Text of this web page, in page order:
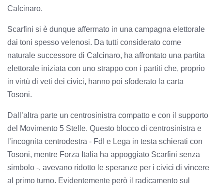
Calcinaro.
Scarfini si è dunque affermato in una campagna elettorale
dai toni spesso velenosi. Da tutti considerato come
naturale successore di Calcinaro, ha affrontato una partita
elettorale iniziata con uno strappo con i partiti che, proprio
in virtù di veti dei civici, hanno poi sfoderato la carta
Tosoni.
Dall’altra parte un centrosinistra compatto e con il supporto
del Movimento 5 Stelle. Questo blocco di centrosinistra e
l’incognita centrodestra - FdI e Lega in testa schierati con
Tosoni, mentre Forza Italia ha appoggiato Scarfini senza
simbolo -, avevano ridotto le speranze per i civici di vincere
al primo turno. Evidentemente però il radicamento sul